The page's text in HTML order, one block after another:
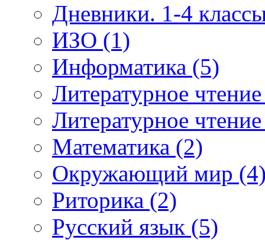
Дневники. 1-4
ИЗО (1)
Информатика (5)
Литературное
Литературное
Математика (2)
Окружающий мир
Риторика (2)
Русский язык (5)